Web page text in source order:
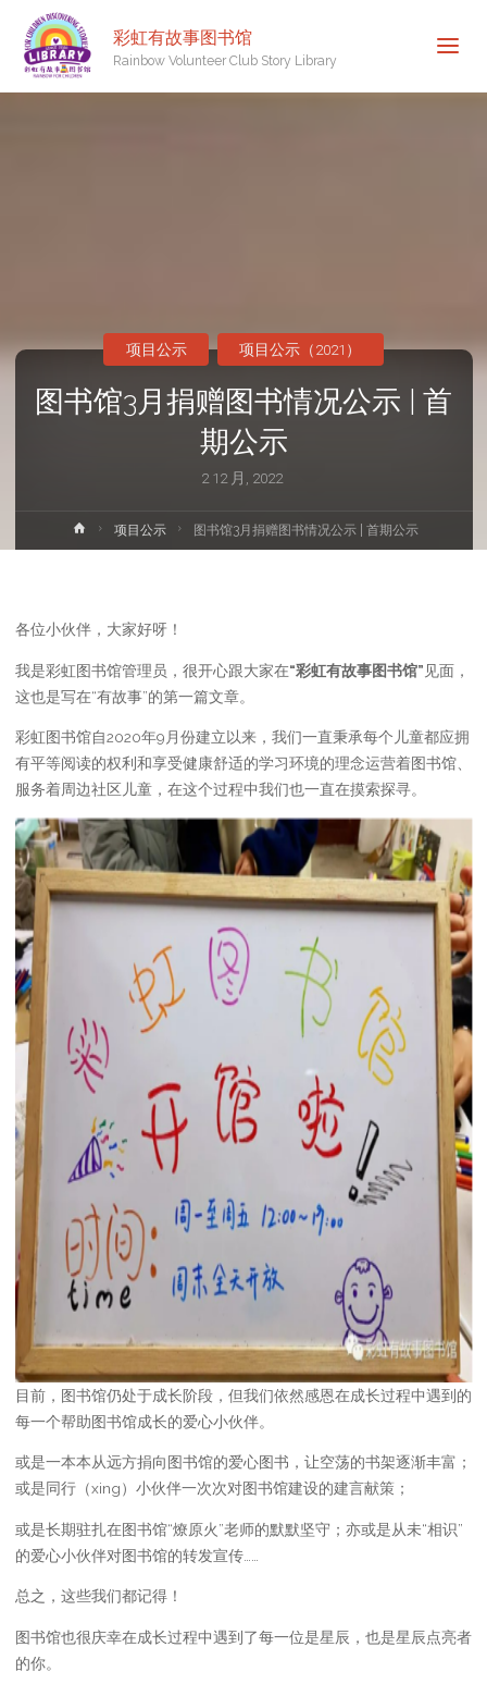
彩虹有故事图书馆
Rainbow Volunteer Club Story Library
图书馆3月捐赠图书情况公示 | 首
期公示
2 12 月, 2022
项目公示 项目公示（2021）
首
页
项目公示 图书馆3月捐赠图书情况公示 | 首期公示
各位小伙伴，大家好呀！
我是彩虹图书馆管理员，很开心跟大家在“彩虹有故事图书馆” 见面，
这也是写在“有故事”的第一篇文章。
彩虹图书馆自2020年9月份建立以来，我们一直秉承每个儿童都应拥
有平等阅读的权利和享受健康舒适的学习环境的理念运营着图书馆、
服务着周边社区儿童，在这个过程中我们也一直在摸索探寻。
目前，图书馆仍处于成长阶段，但我们依然感恩在成长过程中遇到的
每一个帮助图书馆成长的爱心小伙伴。
或是一本本从远方捐向图书馆的爱心图书，让空荡的书架逐渐丰富；
或是同行（xing）小伙伴一次次对图书馆建设的建言献策；
或是长期驻扎在图书馆“燎原火”老师的默默坚守；亦或是从未“相识”
的爱心小伙伴对图书馆的转发宣传……
总之，这些我们都记得！
图书馆也很庆幸在成长过程中遇到了每一位是星辰，也是星辰点亮者
的你。